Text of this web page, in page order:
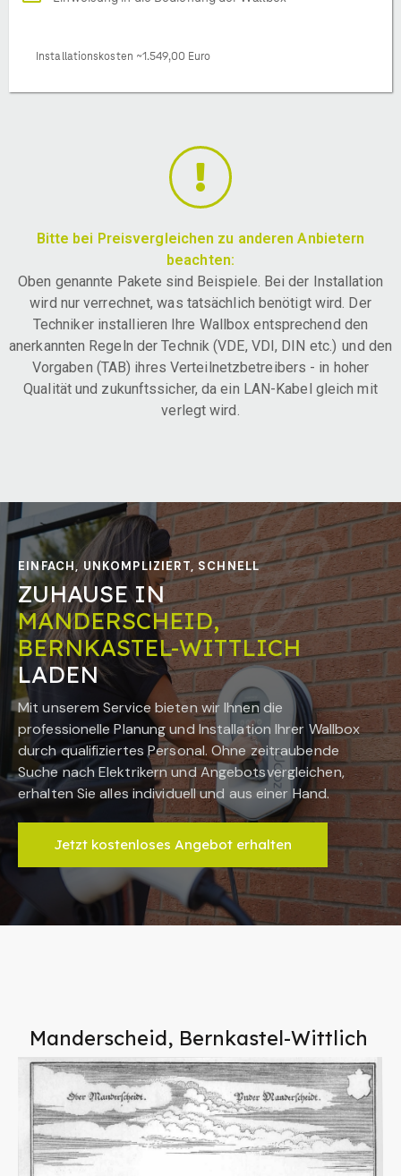
Installationskosten ~1.549,00 Euro
Bitte bei Preisvergleichen zu anderen Anbietern
beachten:
Oben genannte Pakete sind Beispiele. Bei der Installation
wird nur verrechnet, was tatsächlich benötigt wird. Der
Techniker installieren Ihre Wallbox entsprechend den
anerkannten Regeln der Technik (VDE, VDI, DIN etc.) und den
Vorgaben (TAB) ihres Verteilnetzbetreibers - in hoher
Qualität und zukunftssicher, da ein LAN-Kabel gleich mit
verlegt wird.
EINFACH, UNKOMPLIZIERT, SCHNELL
ZUHAUSE IN
MANDERSCHEID,
BERNKASTEL-WITTLICH
LADEN
Mit unserem Service bieten wir Ihnen die
professionelle Planung und Installation Ihrer Wallbox
durch qualifiziertes Personal. Ohne zeitraubende
Suche nach Elektrikern und Angebotsvergleichen,
erhalten Sie alles individuell und aus einer Hand.
Jetzt kostenloses Angebot erhalten
Manderscheid, Bernkastel-Wittlich